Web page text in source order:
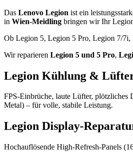
Das Lenovo Legion ist ein
in Wien-Meidling bringen wir Ihr
Ob Legion 5, Legion 5 Pro, Legion 7/7i,
Wir reparieren Legion 5 und 5 Pro,
Legion Kühlung &
FPS-Einbrüche, laute Lüfter, plötzliches
Metal) – für volle, stabile Leistung.
Legion Display-
Hochauflösende High-Refresh-Panels